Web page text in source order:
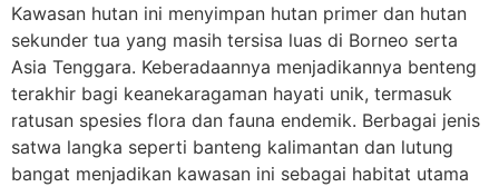
Kawasan hutan ini menyimpan hutan primer dan hutan
sekunder tua yang masih tersisa luas di Borneo serta
Asia Tenggara. Keberadaannya menjadikannya benteng
terakhir bagi keanekaragaman hayati unik, termasuk
ratusan spesies flora dan fauna endemik. Berbagai jenis
satwa langka seperti banteng kalimantan dan lutung
bangat menjadikan kawasan ini sebagai habitat utama